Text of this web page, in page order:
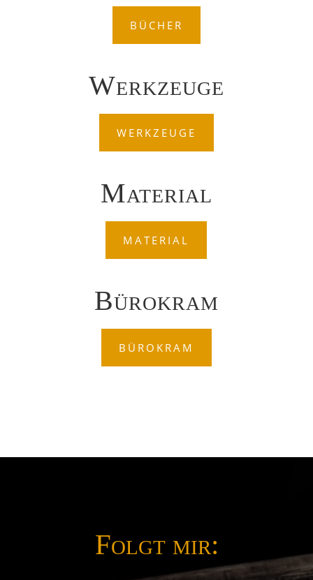
BÜCHER
Werkzeuge
WERKZEUGE
Material
MATERIAL
Bürokram
BÜROKRAM
Folgt mir: